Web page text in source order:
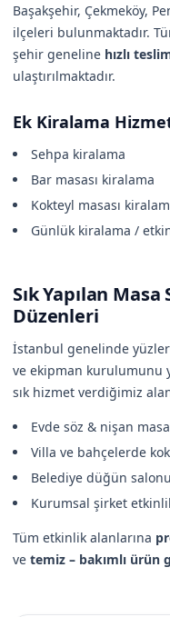
Başakşehir, Çekmeköy,
ilçeleri bulunmaktadır.
şehir geneline hızlı
ulaştırılmaktadır.
Ek Kiralama
Sehpa kiralama
Bar masası kiralama
Kokteyl masası
Günlük kiralama /
Sık Yapılan
Düzenleri
İstanbul genelinde
ve ekipman kurulumunu
sık hizmet verdiğimiz
Evde söz & nişan
Villa ve bahçelerde
Belediye düğün
Kurumsal şirket
Tüm etkinlik alanlarına
ve temiz – bakımlı ürün